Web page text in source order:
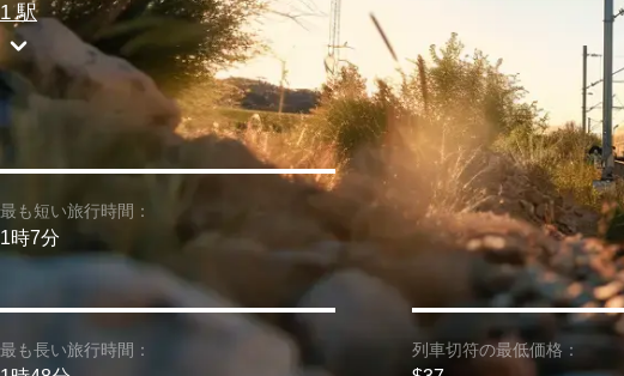
1 駅
最も短い旅行時間：
1時7分
最も長い旅行時間： 列車切符の最低価格：